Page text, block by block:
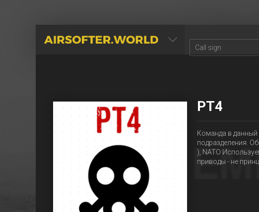
AIRSOFTER.WORLD
PT4
Команда в
подразделения.
), NATO
приводы - не